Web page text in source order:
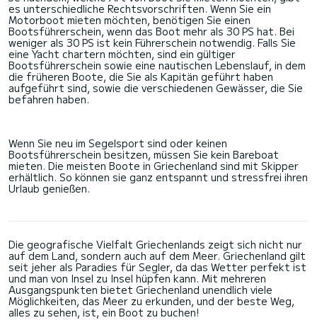
es unterschiedliche Rechtsvorschriften. Wenn Sie ein
Motorboot mieten möchten, benötigen Sie einen
Bootsführerschein, wenn das Boot mehr als 30 PS hat. Bei
weniger als 30 PS ist kein Führerschein notwendig. Falls Sie
eine Yacht chartern möchten, sind ein gültiger
Bootsführerschein sowie eine nautischen Lebenslauf, in dem
die früheren Boote, die Sie als Kapitän geführt haben
aufgeführt sind, sowie die verschiedenen Gewässer, die Sie
befahren haben.
Wenn Sie neu im Segelsport sind oder keinen
Bootsführerschein besitzen, müssen Sie kein Bareboat
mieten. Die meisten Boote in Griechenland sind mit Skipper
erhältlich. So können sie ganz entspannt und stressfrei ihren
Urlaub genießen.
Die geografische Vielfalt Griechenlands zeigt sich nicht nur
auf dem Land, sondern auch auf dem Meer. Griechenland gilt
seit jeher als Paradies für Segler, da das Wetter perfekt ist
und man von Insel zu Insel hüpfen kann. Mit mehreren
Ausgangspunkten bietet Griechenland unendlich viele
Möglichkeiten, das Meer zu erkunden, und der beste Weg,
alles zu sehen, ist, ein Boot zu buchen!